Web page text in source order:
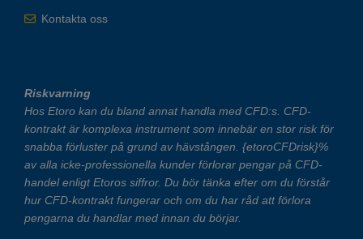
Kontakta oss
Riskvarning
Hos Etoro kan du bland annat handla med CFD:s. CFD-
kontrakt är komplexa instrument som innebär en stor risk för
snabba förluster på grund av hävstången. {etoroCFDrisk}%
av alla icke-professionella kunder förlorar pengar på CFD-
handel enligt Etoros siffror. Du bör tänka efter om du förstår
hur CFD-kontrakt fungerar och om du har råd att förlora
pengarna du handlar med innan du börjar.